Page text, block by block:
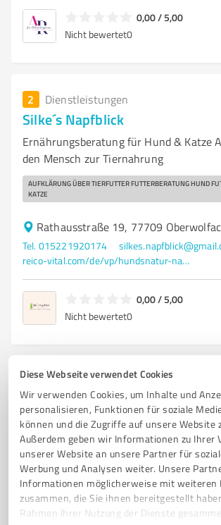
Diese Webseite verwendet Cookies
Wir verwenden Cookies, um Inhalte und
personalisieren, Funktionen für soziale
können und die Zugriffe auf unsere Website
Außerdem geben wir Informationen zu Ihrer
unserer Website an unsere Partner für
Werbung und Analysen weiter. Unsere
Informationen möglicherweise mit weiteren
zusammen, die Sie ihnen bereitgestellt
Rahmen Ihrer Nutzung der Dienste
0,00 / 5,00
Nicht bewertet0
2 Dienstleistungen
Silke´s Napfblick
Ernährungsberatung für Hund & Katze
den Mensch zur Tiernahrung
AUFKLÄRUNG ÜBER TIERFUTTER FUTTERBERATUNG HUND
KATZE
Rathausstraße 19, 77709
Tel. 015221920174
reico-vital.com/de/vp/hundsnatur-napfblick
0,00 / 5,00
Nicht bewertet0
Sie möchten auch hier gelistet
Registrieren Sie sich jetzt und werden